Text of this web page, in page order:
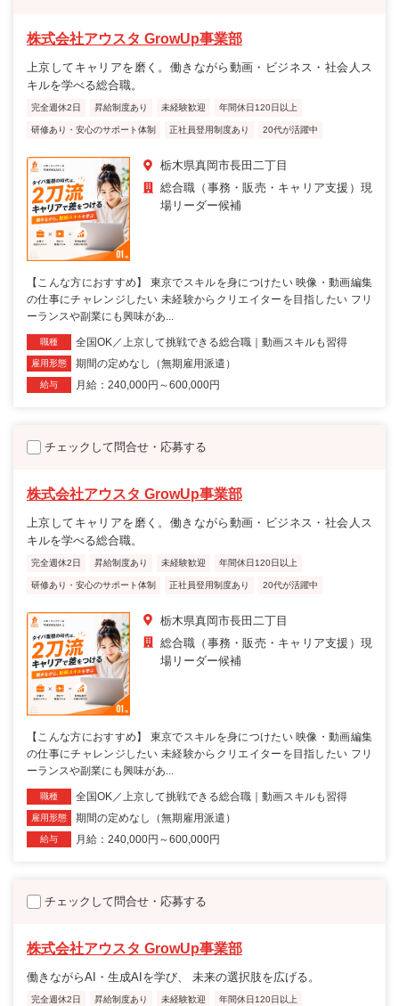
株式会社アウスタ GrowUp事業部
上京してキャリアを磨く。働きながら動画・ビジネス・社会人ス
キルを学べる総合職。
完全週休2日 昇給制度あり 未経験歓迎 年間休日120日以上
研修あり・安心のサポート体制 正社員登用制度あり 20代が活躍中
栃木県真岡市長田二丁目
総合職（事務・販売・キャリア支援）現
場リーダー候補
【こんな方におすすめ】 東京でスキルを身につけたい 映像・動画編集
の仕事にチャレンジしたい 未経験からクリエイターを目指したい フリ
ーランスや副業にも興味があ...
職種 全国OK／上京して挑戦できる総合職｜動画スキルも習得
雇用形態 期間の定めなし（無期雇用派遣）
給与 月給：240,000円～600,000円
チェックして問合せ・応募する
株式会社アウスタ GrowUp事業部
上京してキャリアを磨く。働きながら動画・ビジネス・社会人ス
キルを学べる総合職。
完全週休2日 昇給制度あり 未経験歓迎 年間休日120日以上
研修あり・安心のサポート体制 正社員登用制度あり 20代が活躍中
栃木県真岡市長田二丁目
総合職（事務・販売・キャリア支援）現
場リーダー候補
【こんな方におすすめ】 東京でスキルを身につけたい 映像・動画編集
の仕事にチャレンジしたい 未経験からクリエイターを目指したい フリ
ーランスや副業にも興味があ...
職種 全国OK／上京して挑戦できる総合職｜動画スキルも習得
雇用形態 期間の定めなし（無期雇用派遣）
給与 月給：240,000円～600,000円
チェックして問合せ・応募する
株式会社アウスタ GrowUp事業部
働きながらAI・生成AIを学び、 未来の選択肢を広げる。
完全週休2日 昇給制度あり 未経験歓迎 年間休日120日以上